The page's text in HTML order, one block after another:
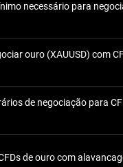
necessário para
ouro (XAUUSD) com
de negociação para
de ouro com